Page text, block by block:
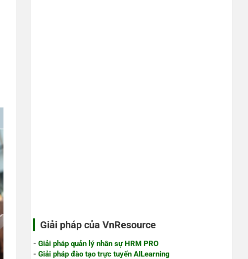
Giải pháp của VnResource
-Giải pháp quản lý nhân sự HRM PRO
-Giải pháp đào tạo trực tuyến AILearning